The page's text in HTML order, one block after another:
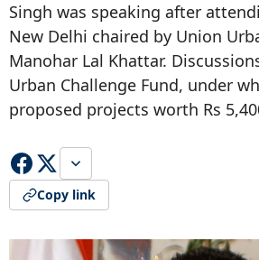
Singh was speaking after
New Delhi chaired by Union
Manohar Lal Khattar.
Urban Challenge Fund, under
proposed projects worth Rs
Copy link